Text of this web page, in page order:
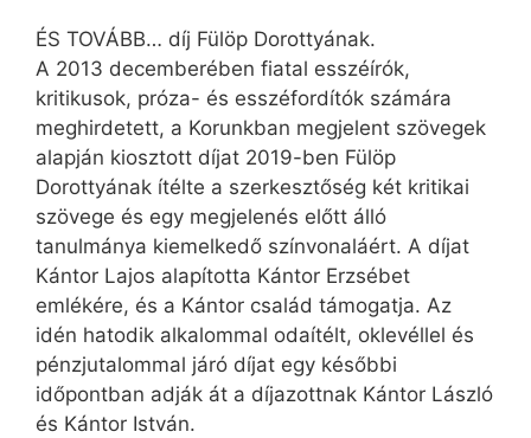
ÉS TOVÁBB… díj Fülöp Dorottyának.
A 2013 decemberében fiatal esszéírók,
kritikusok, próza- és esszéfordítók számára
meghirdetett, a Korunkban megjelent szövegek
alapján kiosztott díjat 2019-ben Fülöp
Dorottyának ítélte a szerkesztőség két kritikai
szövege és egy megjelenés előtt álló
tanulmánya kiemelkedő színvonaláért. A díjat
Kántor Lajos alapította Kántor Erzsébet
emlékére, és a Kántor család támogatja. Az
idén hatodik alkalommal odaítélt, oklevéllel és
pénzjutalommal járó díjat egy későbbi
időpontban adják át a díjazottnak Kántor László
és Kántor István.